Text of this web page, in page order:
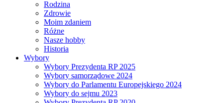
Rodzina
Zdrowie
Moim zdaniem
Różne
Nasze hobby
Historia
Wybory
Wybory Prezydenta RP 2025
Wybory samorządowe 2024
Wybory do Parlamentu Europejskiego 2024
Wybory do sejmu 2023